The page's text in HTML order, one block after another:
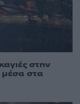
στην
στα